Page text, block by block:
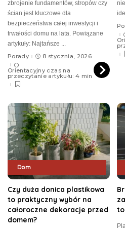
zbrojenie fundamentów, stropów czy
ścian jest kluczowe dla
bezpieczeństwa całej inwestycji i
trwałości domu na lata. Powiązane
artykuły: Najtańsze
Porady
8 stycznia, 2026
Orientacyjny czas na
przeczytanie artykułu: 4 min
Dom
Czy duża donica plastikowa
to praktyczny wybór na
całoroczne dekoracje przed
domem?
to